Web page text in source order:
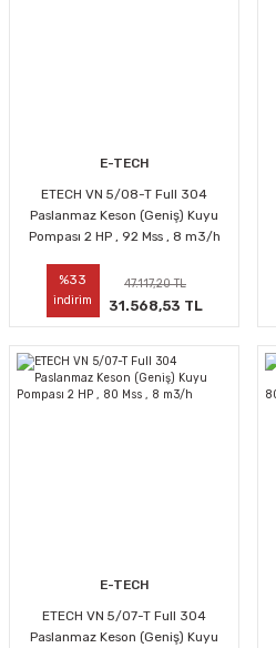
E-TECH
ETECH VN 5/08-T Full 304
Paslanmaz Keson (Geniş) Kuyu
Pompası 2 HP , 92 Mss , 8 m3/h
%33
indirim
47.117,20 TL
31.568,53 TL
E-TECH
ETECH VN 5/07-T Full 304
Paslanmaz Keson (Geniş) Kuyu